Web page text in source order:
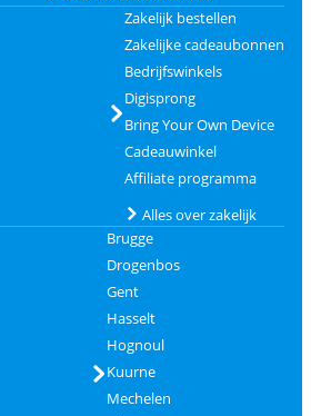
Zakelijk bestellen
Zakelijke cadeaubonnen
Bedrijfswinkels
Digisprong
Bring Your Own Device
Cadeauwinkel
Affiliate programma
Alles over zakelijk
Brugge
Drogenbos
Gent
Hasselt
Hognoul
Kuurne
Mechelen